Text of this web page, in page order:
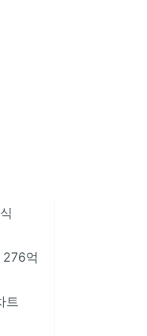
276억
트